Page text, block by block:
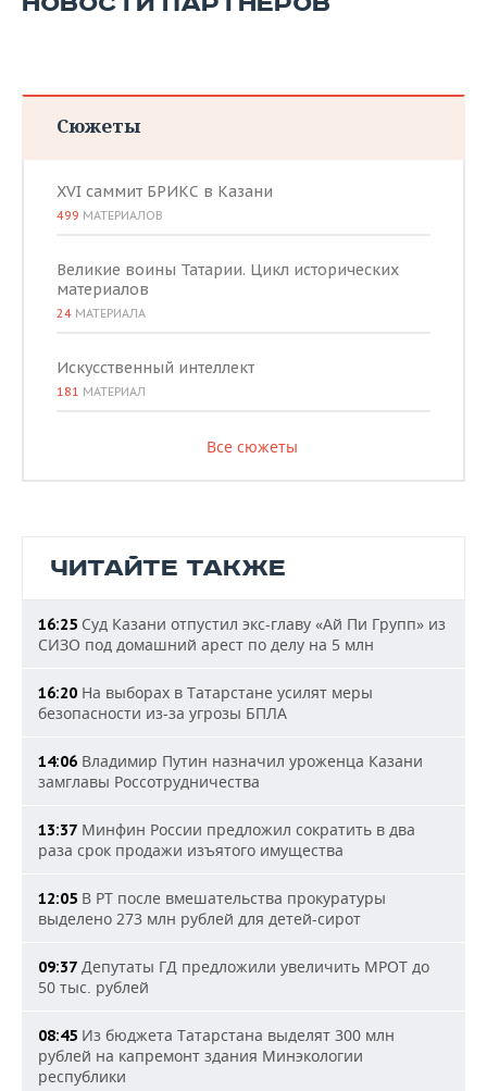
Сюжеты
XVI саммит БРИКС в Казани
499 МАТЕРИАЛОВ
Великие воины Татарии. Цикл исторических
материалов
24 МАТЕРИАЛА
Искусственный интеллект
181 МАТЕРИАЛ
Все сюжеты
ЧИТАЙТЕ ТАКЖЕ
16:25 Суд Казани отпустил экс-главу «Ай Пи Групп» из
СИЗО под домашний арест по делу на 5 млн
16:20 На выборах в Татарстане усилят меры
безопасности из-за угрозы БПЛА
14:06 Владимир Путин назначил уроженца Казани
замглавы Россотрудничества
13:37 Минфин России предложил сократить в два
раза срок продажи изъятого имущества
12:05 В РТ после вмешательства прокуратуры
выделено 273 млн рублей для детей-сирот
09:37 Депутаты ГД предложили увеличить МРОТ до
50 тыс. рублей
08:45 Из бюджета Татарстана выделят 300 млн
рублей на капремонт здания Минэкологии
республики